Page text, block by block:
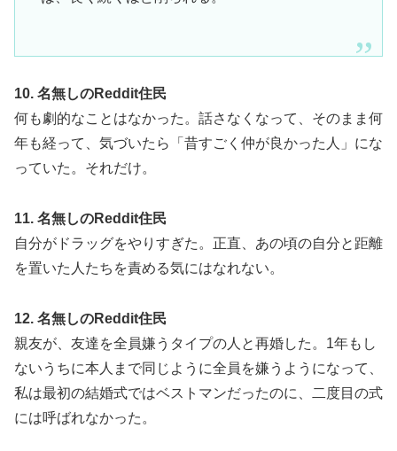
10. 名無しのReddit住民
何も劇的なことはなかった。話さなくなって、そのまま何
年も経って、気づいたら「昔すごく仲が良かった人」にな
っていた。それだけ。
11. 名無しのReddit住民
自分がドラッグをやりすぎた。正直、あの頃の自分と距離
を置いた人たちを責める気にはなれない。
12. 名無しのReddit住民
親友が、友達を全員嫌うタイプの人と再婚した。1年もし
ないうちに本人まで同じように全員を嫌うようになって、
私は最初の結婚式ではベストマンだったのに、二度目の式
には呼ばれなかった。